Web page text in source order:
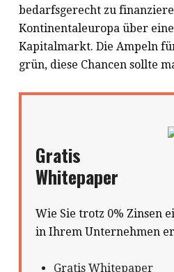
bedarfsgerecht zu
Kontinentaleuropa über
Kapitalmarkt. Die Ampeln
grün, diese Chancen sollte
Gratis
Whitepaper
Wie Sie trotz 0% Zinsen
in Ihrem Unternehmen
Gratis Whitepaper